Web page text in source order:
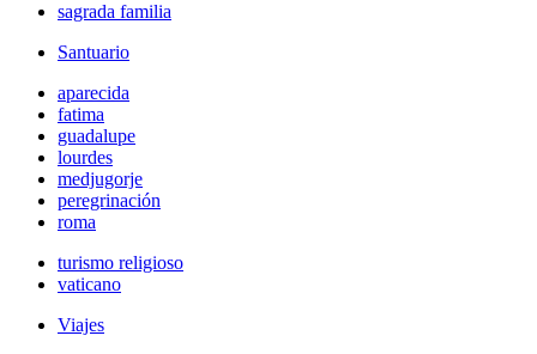
sagrada familia
Santuario
aparecida
fatima
guadalupe
lourdes
medjugorje
peregrinación
roma
turismo religioso
vaticano
Viajes